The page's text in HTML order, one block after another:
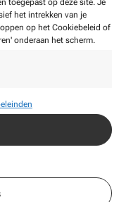
toegepast op deze site. Je
het intrekken van je
op het Cookiebeleid of
onderaan het scherm.